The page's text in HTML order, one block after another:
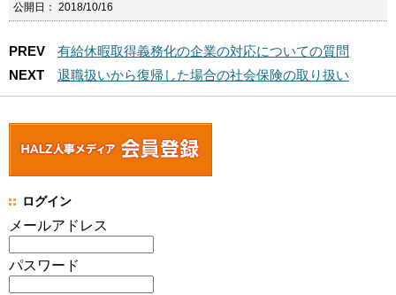
公開日： 2018/10/16
PREV
有給休暇取得義務化の企業の対応についての質問
NEXT
退職扱いから復帰した場合の社会保険の取り扱い
ログイン
メールアドレス
パスワード